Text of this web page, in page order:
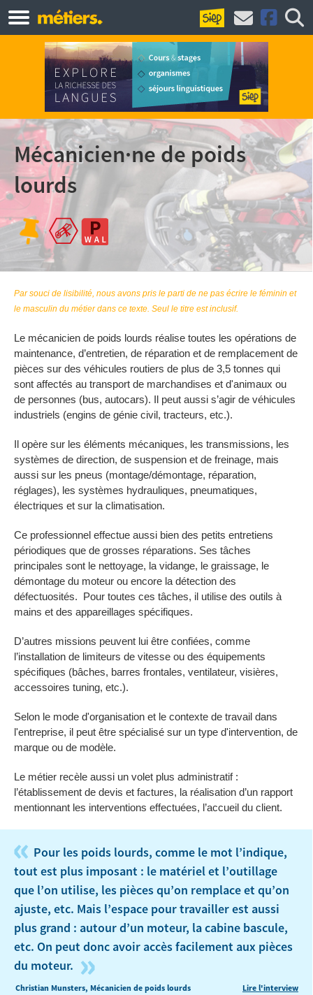
Mécanicien·ne de poids
lourds
Par souci de lisibilité, nous avons pris le parti de ne pas écrire le féminin et
le masculin du métier dans ce texte. Seul le titre est inclusif.
Le mécanicien de poids lourds réalise toutes les opérations de
maintenance, d’entretien, de réparation et de remplacement de
pièces sur des véhicules routiers de plus de 3,5 tonnes qui
sont affectés au transport de marchandises et d'animaux ou
de personnes (bus, autocars). Il peut aussi s’agir de véhicules
industriels (engins de génie civil, tracteurs, etc.).
Il opère sur les éléments mécaniques, les transmissions, les
systèmes de direction, de suspension et de freinage, mais
aussi sur les pneus (montage/démontage, réparation,
réglages), les systèmes hydrauliques, pneumatiques,
électriques et sur la climatisation.
Ce professionnel effectue aussi bien des petits entretiens
périodiques que de grosses réparations. Ses tâches
principales sont le nettoyage, la vidange, le graissage, le
démontage du moteur ou encore la détection des
défectuosités. Pour toutes ces tâches, il utilise des outils à
mains et des appareillages spécifiques.
D’autres missions peuvent lui être confiées, comme
l’installation de limiteurs de vitesse ou des équipements
spécifiques (bâches, barres frontales, ventilateur, visières,
accessoires tuning, etc.).
Selon le mode d'organisation et le contexte de travail dans
l'entreprise, il peut être spécialisé sur un type d'intervention, de
marque ou de modèle.
Le métier recèle aussi un volet plus administratif :
l’établissement de devis et factures, la réalisation d’un rapport
mentionnant les interventions effectuées, l’accueil du client.
« Pour les poids lourds, comme le mot l’indique,
tout est plus imposant : le matériel et l’outillage
que l’on utilise, les pièces qu’on remplace et qu’on
ajuste, etc. Mais l’espace pour travailler est aussi
plus grand : autour d’un moteur, la cabine bascule,
etc. On peut donc avoir accès facilement aux pièces
du moteur. »Christian Munsters, Mécanicien de poids lourds Lire l'interview